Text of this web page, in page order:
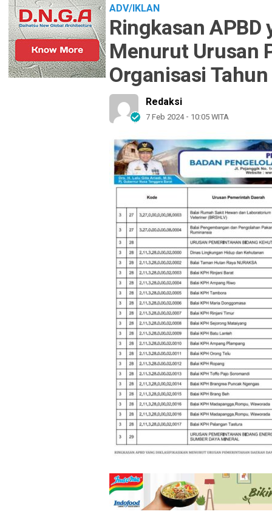
ADV/IKLAN
Ringkasan
Menurut Urusan
Organisasi
Redaksi
7 Feb 2024 - 10:05 WITA